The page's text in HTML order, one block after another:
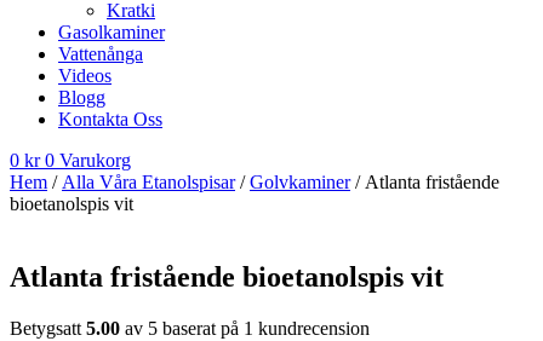
Kratki
Gasolkaminer
Vattenånga
Videos
Blogg
Kontakta Oss
0 kr 0 Varukorg
Hem / Alla Våra Etanolspisar/Golvkaminer/ Atlanta fristående
bioetanolspis vit
Atlanta fristående bioetanolspis vit
Betygsatt 5.00 av 5 baserat på 1 kundrecension